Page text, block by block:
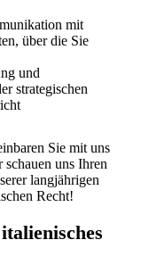
mit
über die Sie
und
strategischen
Sie mit uns
uns Ihren
langjährigen
Recht!